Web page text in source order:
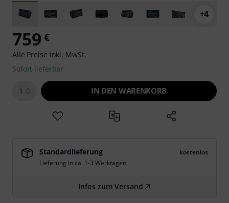
+4
759 €
Alle Preise inkl. MwSt.
Sofort lieferbar
1 IN DEN WARENKORB
Standardlieferung
kostenlos
Lieferung in ca. 1-3 Werktagen
Infos zum Versand